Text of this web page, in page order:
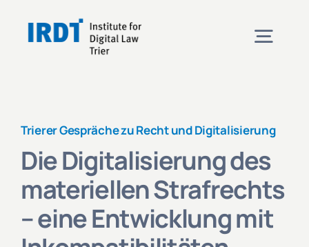
Events
Projects
Trierer Gespräche zu Recht und Digitalisierung
Die Digitalisierung des
materiellen Strafrechts
– eine Entwicklung mit